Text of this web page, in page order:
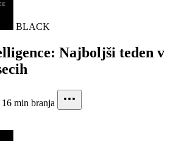
BLACK
Najboljši teden v
16 min branja